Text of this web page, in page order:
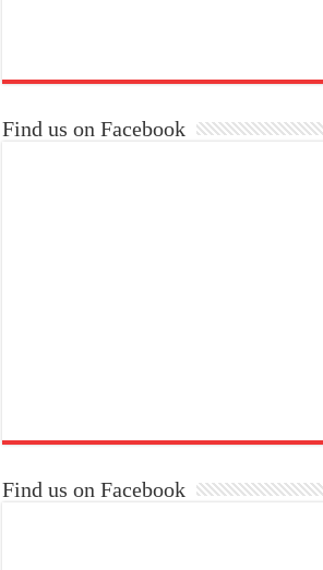
Find us on Facebook
Find us on Facebook